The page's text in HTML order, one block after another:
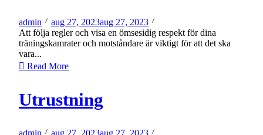
admin aug 27, 2023aug 27, 2023
Att följa regler och visa en ömsesidig respekt för dina
träningskamrater och motståndare är viktigt för att det ska
vara...
Read More
Utrustning
admin aug 27, 2023aug 27, 2023